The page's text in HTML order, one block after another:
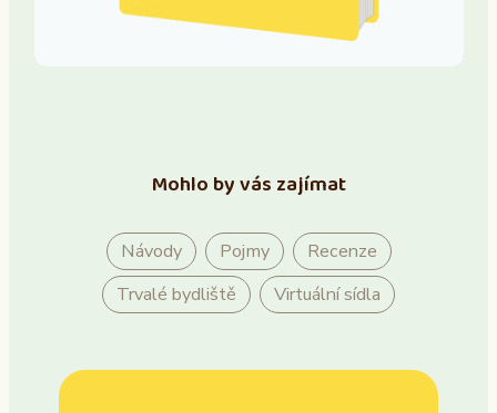
Mohlo by vás zajímat
Návody Pojmy
Recenze
Trvalé bydliště
Virtuální sídla